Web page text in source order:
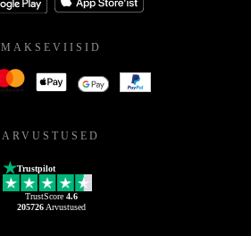
MAKSEVIISID
ARVUSTUSED
Trustpilot
TrustScore 4.6
205726Arvustused